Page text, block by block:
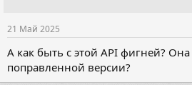
21 Май 2025
А как быть с этой API фигней? Она
поправленной версии?